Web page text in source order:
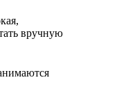
вручную